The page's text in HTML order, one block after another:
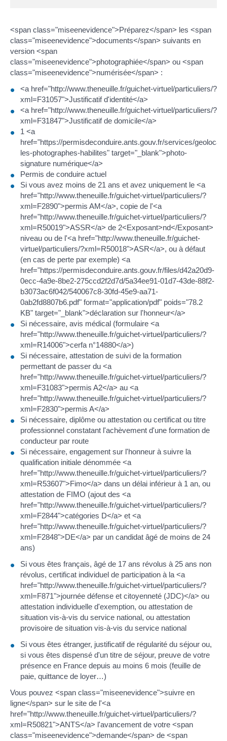
<span class="miseenevidence">Préparez</span> les <span
class="miseenevidence">documents</span> suivants en
version <span
class="miseenevidence">photographiée</span> ou <span
class="miseenevidence">numérisée</span> :
<a href="http://www.theneuille.fr/guichet-virtuel/particuliers/?
xml=F31057">Justificatif d'identité</a>
<a href="http://www.theneuille.fr/guichet-virtuel/particuliers/?
xml=F31847">Justificatif de domicile</a>
1 <a
href="https://permisdeconduire.ants.gouv.fr/services/
les-photographes-habilites" target="_blank">photo-
signature numérique</a>
Permis de conduire actuel
Si vous avez moins de 21 ans et avez uniquement le <a
href="http://www.theneuille.fr/guichet-virtuel/particuliers/?
xml=F2890">permis AM</a>, copie de l'<a
href="http://www.theneuille.fr/guichet-virtuel/particuliers/?
xml=R50019">ASSR</a> de 2<Exposant>nd</Exposant>
niveau ou de l'<a href="http://www.theneuille.fr/guichet-
virtuel/particuliers/?xml=R50018">ASR</a>, ou à défaut
(en cas de perte par exemple) <a
href="https://permisdeconduire.ants.gouv.fr/files/d42a20d9-
0ecc-4a9e-8be2-275ccd2f2d7d/5a34ee91-01d7-43de-88f2-
b3073ac6f042/540067c8-30fd-45e9-aa71-
0ab2fd8807b6.pdf" format="application/pdf" poids="78.2
KB" target="_blank">déclaration sur l'honneur</a>
Si nécessaire, avis médical (formulaire <a
href="http://www.theneuille.fr/guichet-virtuel/particuliers/?
xml=R14006">cerfa n°14880</a>)
Si nécessaire, attestation de suivi de la formation
permettant de passer du <a
href="http://www.theneuille.fr/guichet-virtuel/particuliers/?
xml=F31083">permis A2</a> au <a
href="http://www.theneuille.fr/guichet-virtuel/particuliers/?
xml=F2830">permis A</a>
Si nécessaire, diplôme ou attestation ou certificat ou titre
professionnel constatant l'achèvement d'une formation de
conducteur par route
Si nécessaire, engagement sur l'honneur à suivre la
qualification initiale dénommée <a
href="http://www.theneuille.fr/guichet-virtuel/particuliers/?
xml=R53607">Fimo</a> dans un délai inférieur à 1 an, ou
attestation de FIMO (ajout des <a
href="http://www.theneuille.fr/guichet-virtuel/particuliers/?
xml=F2844">catégories D</a> et <a
href="http://www.theneuille.fr/guichet-virtuel/particuliers/?
xml=F2848">DE</a> par un candidat âgé de moins de 24
ans)
Si vous êtes français, âgé de 17 ans révolus à 25 ans non
révolus, certificat individuel de participation à la <a
href="http://www.theneuille.fr/guichet-virtuel/particuliers/?
xml=F871">journée défense et citoyenneté (JDC)</a> ou
attestation individuelle d'exemption, ou attestation de
situation vis-à-vis du service national, ou attestation
provisoire de situation vis-à-vis du service national
Si vous êtes étranger, justificatif de régularité du séjour ou,
si vous êtes dispensé d'un titre de séjour, preuve de votre
présence en France depuis au moins 6 mois (feuille de
paie, quittance de loyer…)
Vous pouvez <span class="miseenevidence">suivre en
ligne</span> sur le site de l'<a
href="http://www.theneuille.fr/guichet-virtuel/particuliers/?
xml=R50821">ANTS</a> l'avancement de votre <span
class="miseenevidence">demande</span> de <span